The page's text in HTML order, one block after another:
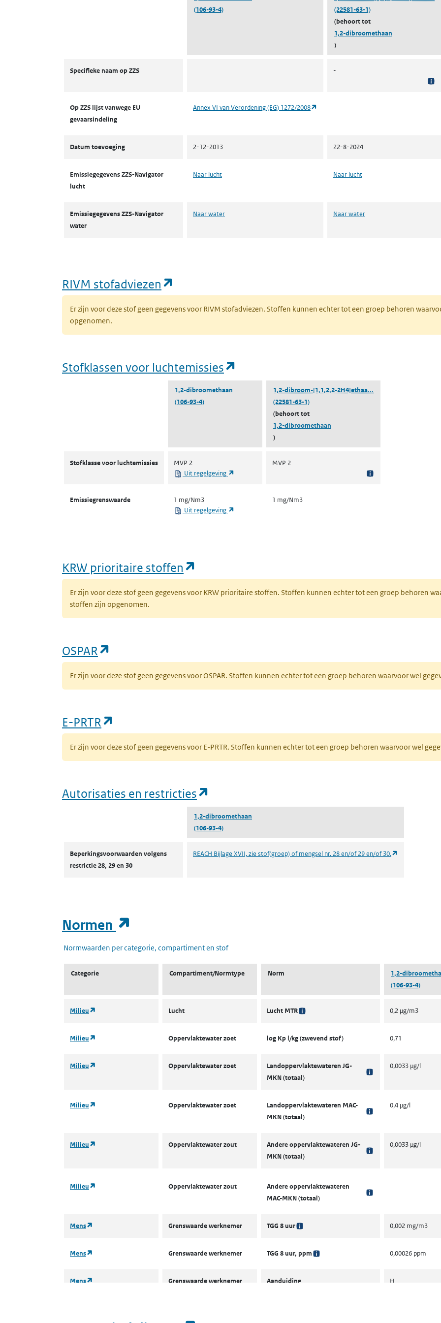
(106-93-4)
(22581-63-1)
(behoort tot
1,2-dibroomethaan
)
Specifieke naam op ZZS -
Op ZZS lijst vanwege EU
gevaarsindeling
Annex VI van Verordening (EG) 1272/2008
Datum toevoeging 2-12-2013 22-8-2024
Emissiegegevens ZZS-Navigator
lucht
Naar lucht Naar lucht
Emissiegegevens ZZS-Navigator
water
Naar water Naar water
RIVM stofadviezen
Er zijn voor deze stof geen gegevens voor RIVM stofadviezen. Stoffen kunnen echter tot een groep behoren
opgenomen.
Stofklassen voor luchtemissies
1,2-dibroomethaan
(106-93-4)
1,2-dibroom-[1,1,2,2-2H4]ethaa...
(22581-63-1)
(behoort tot
1,2-dibroomethaan
)
Stofklasse voor luchtemissies
MVP 2
Uit regelgeving
MVP 2
Emissiegrenswaarde
1 mg/Nm3
Uit regelgeving
1 mg/Nm3
KRW prioritaire stoffen
Er zijn voor deze stof geen gegevens voor KRW prioritaire stoffen. Stoffen kunnen echter tot een groep behoren
stoffen zijn opgenomen.
OSPAR
Er zijn voor deze stof geen gegevens voor OSPAR. Stoffen kunnen echter tot een groep behoren waarvoor wel
E-PRTR
Er zijn voor deze stof geen gegevens voor E-PRTR. Stoffen kunnen echter tot een groep behoren waarvoor wel
Autorisaties en restricties
1,2-dibroomethaan
(106-93-4)
Beperkingsvoorwaarden volgens
restrictie 28, 29 en 30
REACH Bijlage XVII, zie stof(groep) of mengsel nr. 28 en/of 29 en/of 30.
Normen
Normwaarden per categorie, compartiment en stof
Categorie Compartiment/Normtype Norm
1,2-
(106-93-4)
Milieu (opent in een nieuw tabblad)
Lucht Lucht MTR 0,2 µg/m3
Milieu (opent in een nieuw tabblad)Oppervlaktewater zoet log Kp l/kg (zwevend stof) 0,71
Milieu (opent in een nieuw tabblad)Oppervlaktewater zoet
Landoppervlaktewateren JG-
MKN (totaal)
0,0033 µg/l
Milieu (opent in een nieuw tabblad)Oppervlaktewater zoet
Landoppervlaktewateren MAC-
MKN (totaal)
0,4 µg/l
Milieu (opent in een nieuw tabblad)Oppervlaktewater zout
Andere oppervlaktewateren JG-
MKN (totaal)
0,0033 µg/l
Milieu (opent in een nieuw tabblad)Oppervlaktewater zout
Andere oppervlaktewateren
MAC-MKN (totaal)
Mens (opent in een nieuw tabblad)Grenswaarde werknemer TGG 8 uur 0,002 mg/m3
Mens (opent in een nieuw tabblad)Grenswaarde werknemer TGG 8 uur, ppm 0,00026 ppm
Mens (opent in een nieuw tabblad)Grenswaarde werknemer Aanduiding H